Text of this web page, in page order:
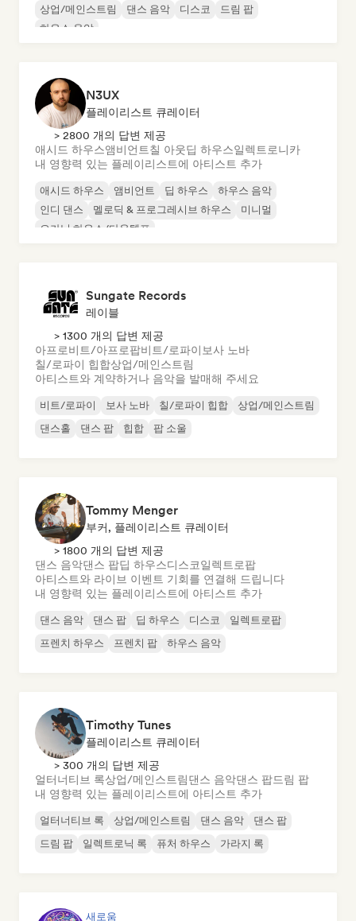
상업/메인스트림
댄스 음악 디스코
드림 팝
하우스 음악
N3UX
플레이리스트 큐레이터
> 2800 개의 답변 제공
애시드 하우스앰비언트칠 아웃딥 하우스일렉트로니카
내 영향력 있는 플레이리스트에 아티스트 추가
애시드 하우스 앰비언트 딥 하우스
하우스 음악
인디 댄스
멜로딕 & 프로그레시브 하우스
미니멀
오가닉 하우스/다운템포
Sungate Records
레이블
> 1300 개의 답변 제공
아프로비트/아프로팝비트/로파이 보사 노바
칠/로파이 힙합상업/메인스트림
아티스트와 계약하거나 음악을 발매해 주세요
비트/로파이 보사 노바 칠/로파이 힙합
상업/메인스트림
댄스홀
댄스 팝 힙합 팝 소울
Tommy Menger
부커, 플레이리스트 큐레이터
> 1800 개의 답변 제공
댄스 음악댄스 팝딥 하우스디스코일렉트로팝
아티스트와 라이브 이벤트 기회를 연결해 드립니다
내 영향력 있는 플레이리스트에 아티스트 추가
댄스 음악 댄스 팝 딥 하우스 디스코
일렉트로팝
프렌치 하우스
프렌치 팝 하우스 음악
Timothy Tunes
플레이리스트 큐레이터
> 300 개의 답변 제공
얼터너티브 록상업/메인스트림댄스 음악댄스 팝드림 팝
내 영향력 있는 플레이리스트에 아티스트 추가
얼터너티브 록 상업/메인스트림 댄스 음악
댄스 팝
드림 팝
일렉트로닉 록 퓨처 하우스 가라지 록
새로움